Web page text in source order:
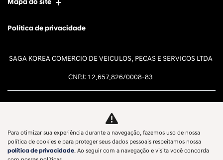
Mapa do site
Política de privacidade
SAGA KOREA COMERCIO DE VEICULOS, PECAS E SERVICOS LTDA
CNPJ: 12.657.826/0008-83
Desacelere. Seu bem maior é a
vida.
Para otimizar sua experiência durante a navegação, fazemos uso de nossa
política de cookies e para proteger seus dados pessoais respeitamos nossa
política de privacidade. Ao seguir com a navegação e visita você concorda